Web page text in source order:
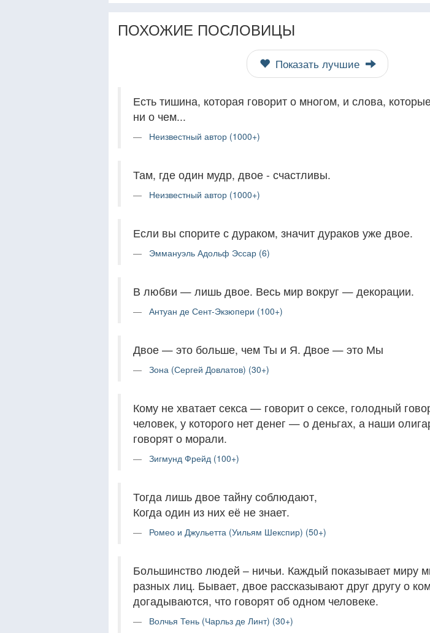
ПОХОЖИЕ ПОСЛОВИЦЫ
Показать лучшие
Есть тишина, которая говорит о многом, и слова,
ни о чем...
Неизвестный автор (1000+)
Там, где один мудр, двое - счастливы.
Неизвестный автор (1000+)
Если вы спорите с дураком, значит дураков уже двое.
Эммануэль Адольф Эссар (6)
В любви — лишь двое. Весь мир вокруг — декорации.
Антуан де Сент-Экзюпери (100+)
Двое — это больше, чем Ты и Я. Двое — это Мы
Зона (Сергей Довлатов) (30+)
Кому не хватает секса — говорит о сексе, голодный
человек, у которого нет денег — о деньгах, а наши
говорят о морали.
Зигмунд Фрейд (100+)
Тогда лишь двое тайну соблюдают,
Когда один из них её не знает.
Ромео и Джульетта (Уильям Шекспир) (50+)
Большинство людей – ничьи. Каждый показывает миру
разных лиц. Бывает, двое рассказывают друг другу о
догадываются, что говорят об одном человеке.
Волчья Тень (Чарльз де Линт) (30+)